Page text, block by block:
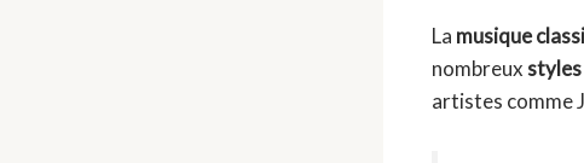
La musique
nombreuxstyles
artistes comme